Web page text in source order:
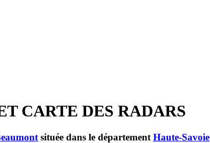
CARTE DES RADARS
située dans le département Haute-Savoie